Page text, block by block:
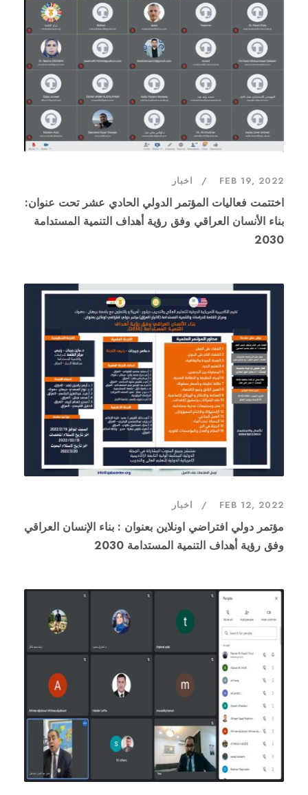
FEB 19, 2022 اخبار
اختتمت فعاليات المؤتمر الدولي الحادي عشر تحت عنوان:
بناء الأنسان العراقي وفق رؤية أهداف التنمية المستدامة
2030
FEB 12, 2022 اخبار
مؤتمر دولي افتراضي اونلاين بعنوان : بناء الإنسان العراقي
وفق رؤية أهداف التنمية المستدامة 2030